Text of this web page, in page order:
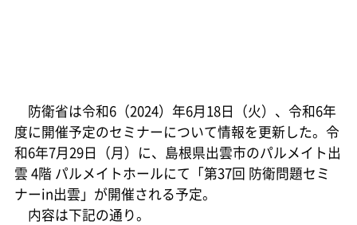
防衛省は令和6（2024）年6月18日（火）、令和6年
度に開催予定のセミナーについて情報を更新した。令
和6年7月29日（月）に、島根県出雲市のパルメイト出
雲 4階 パルメイトホールにて「第37回 防衛問題セミ
ナーin出雲」が開催される予定。
内容は下記の通り。